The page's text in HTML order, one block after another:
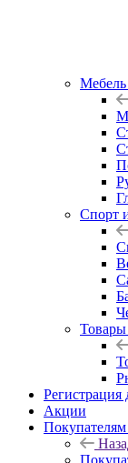
Мебель
Спорт
Регистрация
Акции
Покупателям